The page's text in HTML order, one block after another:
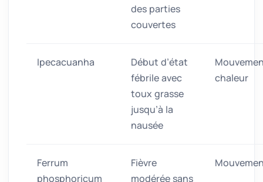
des parties
couvertes
Ipecacuanha
Début d’état
fébrile avec
toux grasse
jusqu’à la
nausée
chaleur
Ferrum
phosphoricum
Fièvre
modérée sans